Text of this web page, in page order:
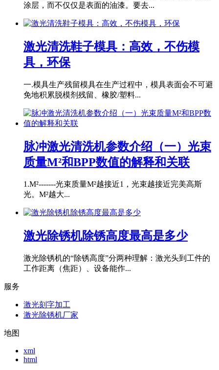
涂层，而不仅仅是表面的油漆。要去...
激光清洗鞋子模具：高效，不伤模
具，环保
一.模具生产残留模具在生产过程中，模具表面会不可避
免地积累脱模剂残留、橡胶/塑料...
脉冲激光清洗机参数介绍（一）光束
质量M²和BPP数值的解释和关联
1.M²-------光束质量M²越接近1，光束越接近完美高斯
光。M²越大...
激光除锈机除锈高度最高是多少
激光除锈机的“除锈高度”分两种理解：激光头到工件的
工作距离（焦距）、设备能作...
服务
激光刻字加工
激光除锈机厂家
地图
xml
html